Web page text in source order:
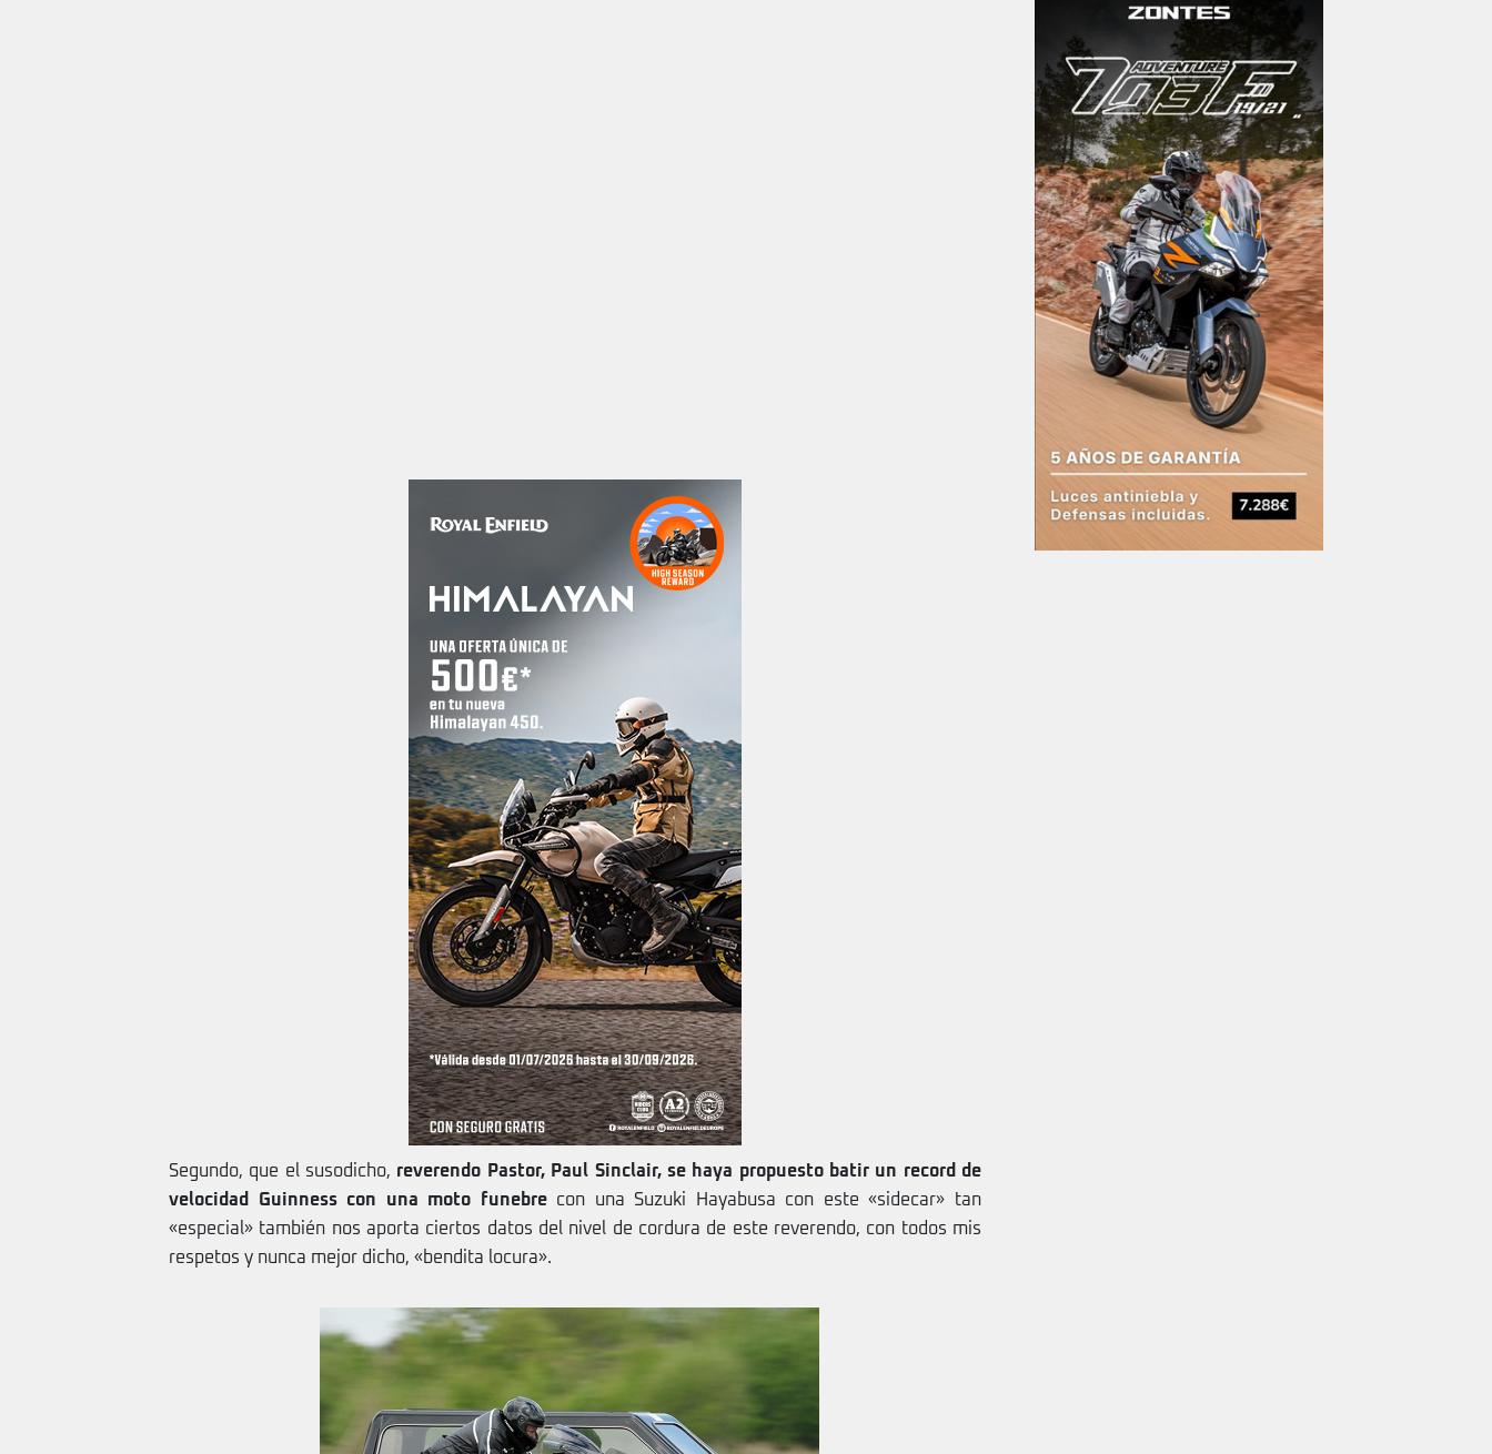
Segundo, que el susodicho, reverendo Pastor, Paul Sinclair, se haya propuesto batir un record de
velocidad Guinness con una moto funebrecon una Suzuki Hayabusa con este «sidecar» tan
«especial» también nos aporta ciertos datos del nivel de cordura de este reverendo, con todos mis
respetos y nunca mejor dicho, «bendita locura».